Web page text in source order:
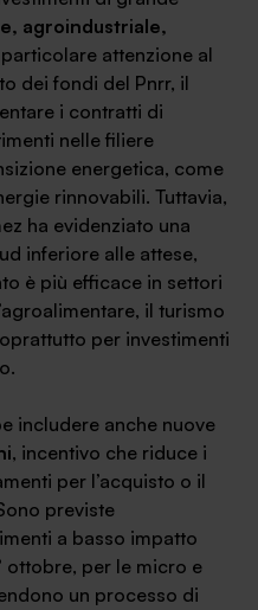
di mediazione creditizia iscritta
agroindustriale,
attenzione al
dei fondi del Pnrr, il
i contratti di
nelle filiere
energetica, come
rinnovabili. Tuttavia,
ha evidenziato una
inferiore alle attese,
è più efficace in settori
il turismo
per investimenti
includere anche nuove
, incentivo che riduce i
per l’acquisto o il
previste
a basso impatto
ottobre, per le micro e
un processo di